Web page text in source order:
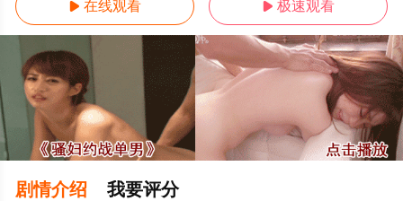
 在线观看  极速观看
剧情介绍 我要评分